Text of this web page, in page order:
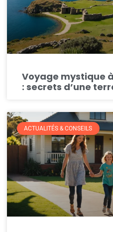
Voyage mystique
: secrets d’une
ACTUALITÉS & CONSEILS